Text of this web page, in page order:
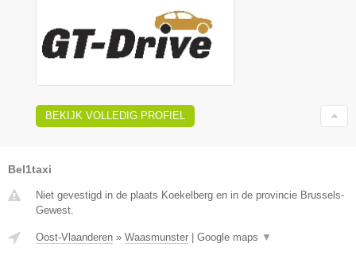
BEKIJK VOLLEDIG PROFIEL
Bel1taxi
Niet gevestigd in de plaats Koekelberg en in de provincie Brussels-
Gewest.
Oost-Vlaanderen » Waasmunster | Google maps ▼